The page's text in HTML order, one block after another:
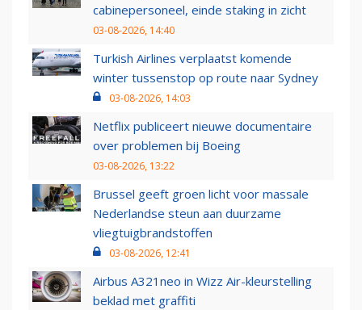
cabinepersoneel, einde staking in zicht
03-08-2026, 14:40
Turkish Airlines verplaatst komende
winter tussenstop op route naar Sydney
03-08-2026, 14:03
Netflix publiceert nieuwe documentaire
over problemen bij Boeing
03-08-2026, 13:22
Brussel geeft groen licht voor massale
Nederlandse steun aan duurzame
vliegtuigbrandstoffen
03-08-2026, 12:41
Airbus A321neo in Wizz Air-kleurstelling
beklad met graffiti